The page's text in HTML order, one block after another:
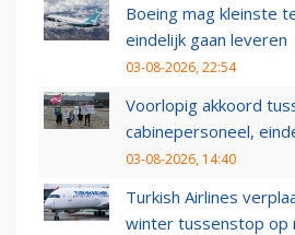
Boeing mag kleinste
eindelijk gaan leveren
03-08-2026, 22:54
Voorlopig akkoord
cabinepersoneel,
03-08-2026, 14:40
Turkish Airlines
winter tussenstop op